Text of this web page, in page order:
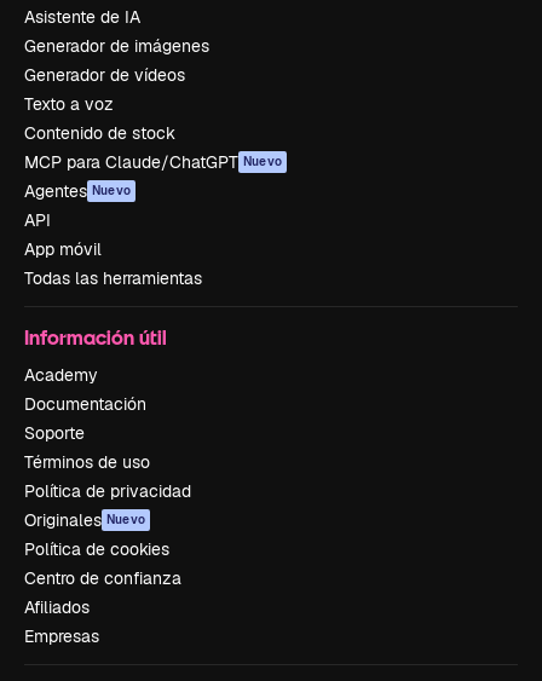
Asistente de IA
Generador de imágenes
Generador de vídeos
Texto a voz
Contenido de stock
MCP para Claude/ChatGPT Nuevo
Agentes Nuevo
API
App móvil
Todas las herramientas
Información útil
Academy
Documentación
Soporte
Términos de uso
Política de privacidad
Originales Nuevo
Política de cookies
Centro de confianza
Afiliados
Empresas